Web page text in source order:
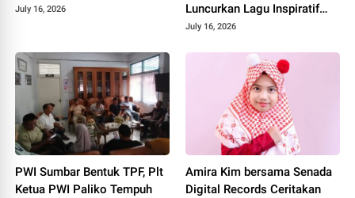
July 16, 2026
Luncurkan Lagu Inspiratif
"Teruslah Melangkah"
July 16, 2026
PWI Sumbar Bentuk TPF, Plt
Ketua PWI Paliko Tempuh
Amira Kim bersama Senada
Digital Records Ceritakan